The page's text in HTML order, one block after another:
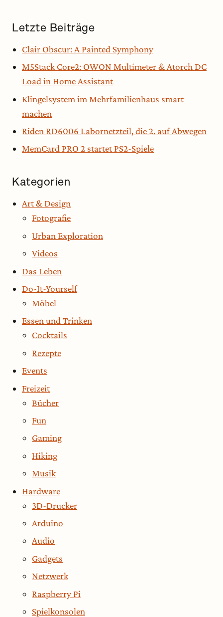
Letzte Beiträge
Clair Obscur: A Painted Symphony
M5Stack Core2: OWON Multimeter & Atorch DC
Load in Home Assistant
Klingelsystem im Mehrfamilienhaus smart
machen
Riden RD6006 Labornetzteil, die 2. auf Abwegen
MemCard PRO 2 startet PS2-Spiele
Kategorien
Art & Design
Fotografie
Urban Exploration
Videos
Das Leben
Do-It-Yourself
Möbel
Essen und Trinken
Cocktails
Rezepte
Events
Freizeit
Bücher
Fun
Gaming
Hiking
Musik
Hardware
3D-Drucker
Arduino
Audio
Gadgets
Netzwerk
Raspberry Pi
Spielkonsolen